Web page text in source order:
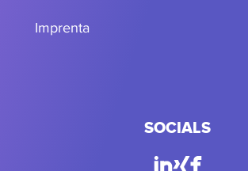
Imprenta
SOCIALS